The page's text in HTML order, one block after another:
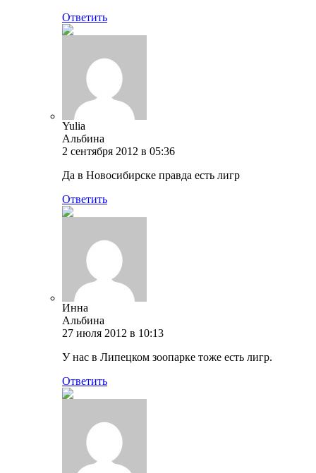
Ответить
Yulia
Альбина
2 сентября 2012 в 05:36
Да в Новосибирске правда есть лигр
Ответить
Инна
Альбина
27 июля 2012 в 10:13
У нас в Липецком зоопарке тоже есть лигр.
Ответить